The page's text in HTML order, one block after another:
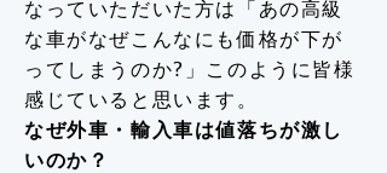
なっていただいた方は「あの高級
な車がなぜこんなにも価格が下が
ってしまうのか?」このように皆様
感じていると思います。
なぜ外車・輸入車は値落ちが激し
いのか？